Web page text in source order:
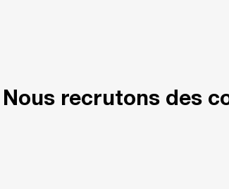
recrutons des